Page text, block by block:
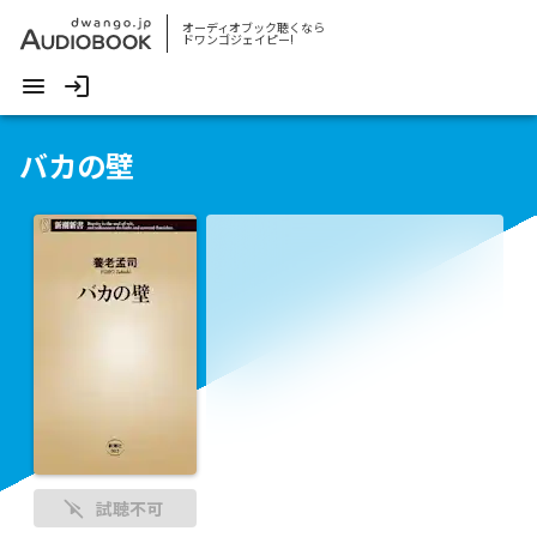
オーディオブック聴くなら
ドワンゴジェイピー!
バカの壁
試聴不可